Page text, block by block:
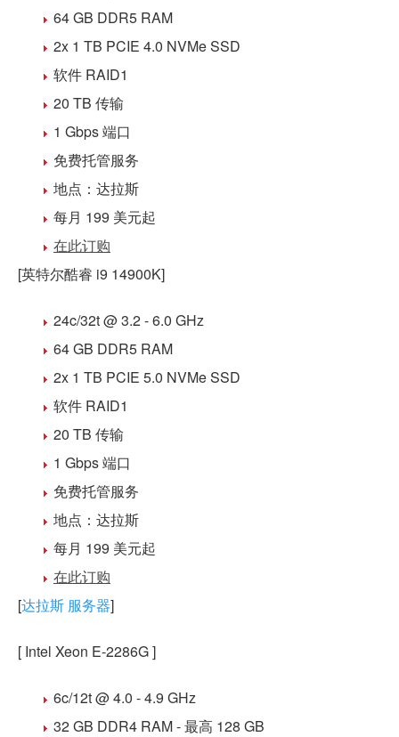
64 GB DDR5 RAM
2x 1 TB PCIE 4.0 NVMe SSD
软件 RAID1
20 TB 传输
1 Gbps 端口
免费托管服务
地点： 达拉斯
每月 199 美元起
在此订购
[英特尔酷睿 i9 14900K]
24c/32t @ 3.2 - 6.0 GHz
64 GB DDR5 RAM
2x 1 TB PCIE 5.0 NVMe SSD
软件 RAID1
20 TB 传输
1 Gbps 端口
免费托管服务
地点： 达拉斯
每月 199 美元起
在此订购
[达拉斯 服务器]
[ Intel Xeon E-2286G ]
6c/12t @ 4.0 - 4.9 GHz
32 GB DDR4 RAM - 最高 128 GB